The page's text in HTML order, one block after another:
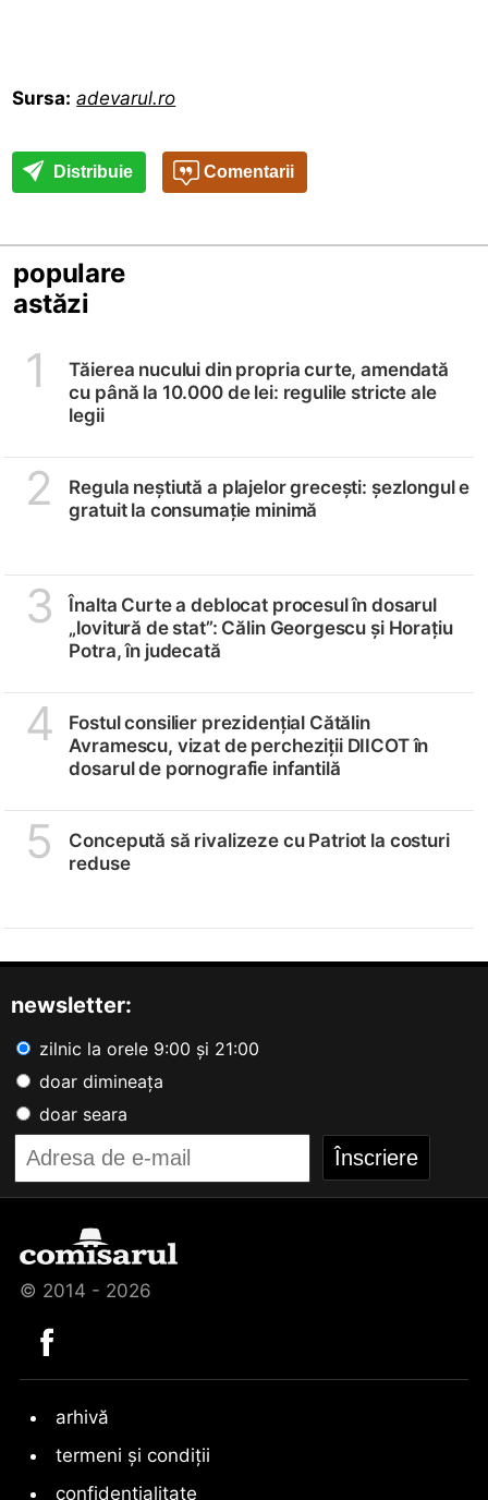
Sursa: adevarul.ro
Distribuie Comentarii
populare
astăzi
1
Tăierea nucului din propria curte, amendată
cu până la 10.000 de lei: regulile stricte ale
legii
2
Regula neștiută a plajelor grecești: șezlongul e
gratuit la consumație minimă
3
Înalta Curte a deblocat procesul în dosarul
„lovitură de stat”: Călin Georgescu și Horațiu
Potra, în judecată
4
Fostul consilier prezidențial Cătălin
Avramescu, vizat de percheziții DIICOT în
dosarul de pornografie infantilă
5
Concepută să rivalizeze cu Patriot la costuri
reduse
newsletter:
zilnic la orele 9:00 și 21:00
doar dimineața
doar seara
© 2014 - 2026
arhivă
termeni și condiții
confidențialitate